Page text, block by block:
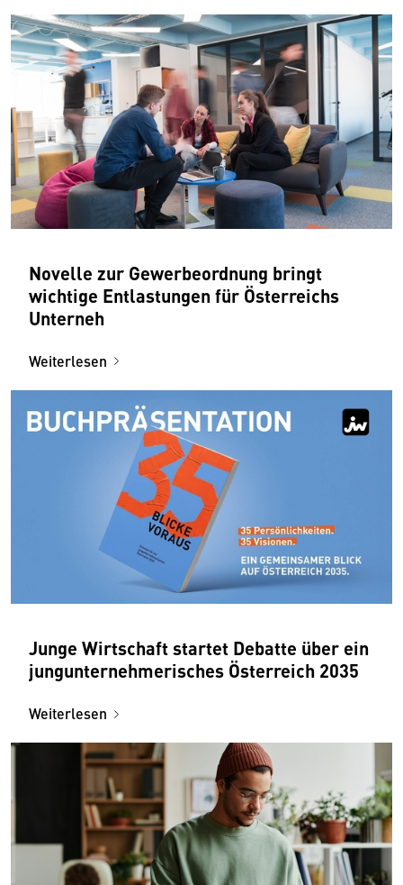
Novelle zur Gewerbeordnung bringt
wichtige Entlastungen für Österreichs
Unterneh
Weiterlesen
Junge Wirtschaft startet Debatte über ein
jungunternehmerisches Österreich 2035
Weiterlesen